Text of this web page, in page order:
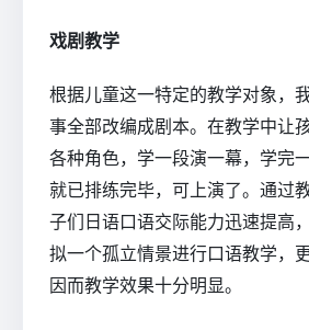
戏剧教学
根据儿童这一特定的教学对象，
事全部改编成剧本。在教学中让
各种角色，学一段演一幕，学完
就已排练完毕，可上演了。通过
子们日语口语交际能力迅速提高
拟一个孤立情景进行口语教学，
因而教学效果十分明显。